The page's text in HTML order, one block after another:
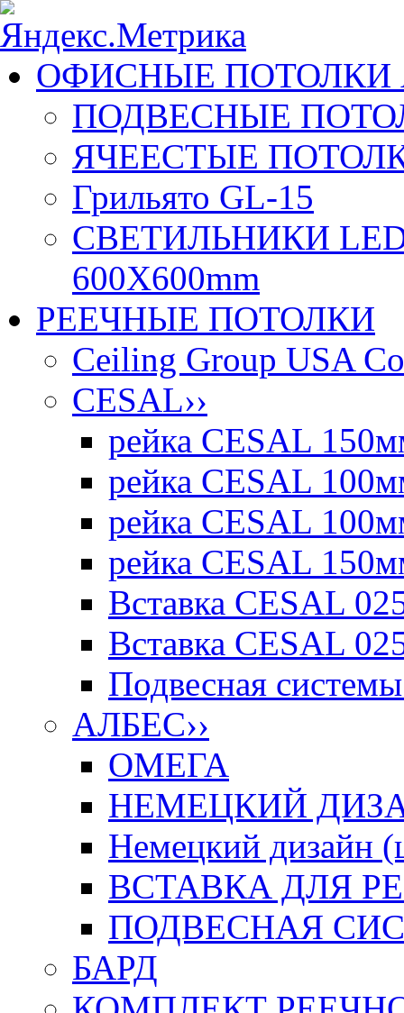
ОФИСНЫЕ ПОТОЛКИ
ПОДВЕСНЫЕ
ЯЧЕЕСТЫЕ
Грильято GL-15
СВЕТИЛЬНИКИ
600X600mm
РЕЕЧНЫЕ ПОТОЛКИ
Ceiling Group USA
CESAL››
рейка CESAL
рейка CESAL
рейка CESAL
рейка CESAL
Вставка CESAL
Вставка CESAL
Подвесная
АЛБЕС››
ОМЕГА
НЕМЕЦКИЙ
Немецкий дизайн
ВСТАВКА ДЛЯ
ПОДВЕСНАЯ
БАРД